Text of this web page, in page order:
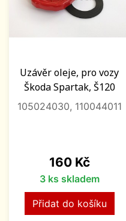
Uzávěr oleje, pro vozy
Škoda Spartak, Š120
105024030, 110044011
Cena
160 Kč
3 ks skladem
Přidat do košíku